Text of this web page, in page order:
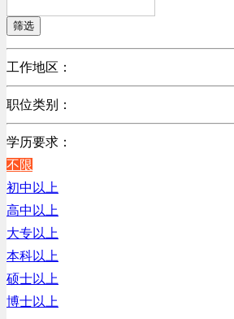
筛选
工作地区：
不限
北京
广东
江苏
陕西
浙江
辽宁
上海
职位类别：
不限
机械制造/仪器仪表类
计算机硬件类
销售管理类
计算机软件类
贸易/物流/仓储/采购类
客服及凯发娱乐网址的技术支持类
高级管理类
电子/电器/半导体类
学历要求：
不限
初中以上
高中以上
大专以上
本科以上
硕士以上
博士以上